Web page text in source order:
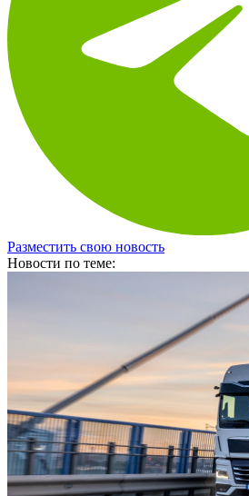
Разместить свою новость
Новости по теме: